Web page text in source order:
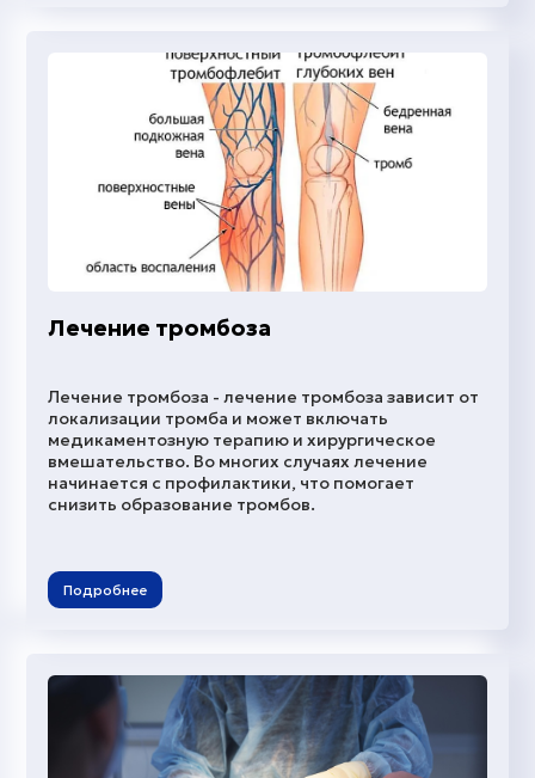
Лечение тромбоза
Лечение тромбоза - лечение тромбоза зависит от
локализации тромба и может включать
медикаментозную терапию и хирургическое
вмешательство. Во многих случаях лечение
начинается с профилактики, что помогает
снизить образование тромбов.
Подробнее